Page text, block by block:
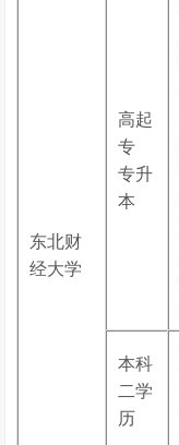
东北财
经大学
高起
专
专升
本
本科
二学
历